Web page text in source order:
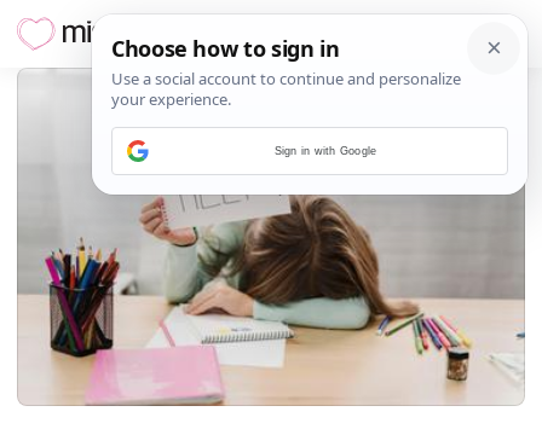
Sign in with Google